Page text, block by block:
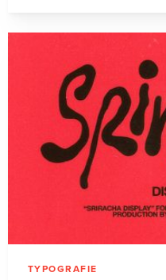
TYPOGRAFIE